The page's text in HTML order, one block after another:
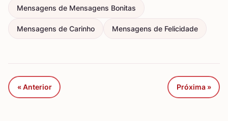
Mensagens de Mensagens Bonitas
Mensagens de Carinho Mensagens de Felicidade
« Anterior Próxima »